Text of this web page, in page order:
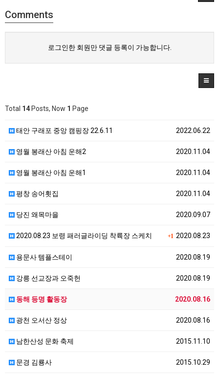
Comments
로그인한 회원만 댓글 등록이 가능합니다.
Total 14 Posts, Now 1 Page
2022.06.22
태안 구래포 중앙 캠핑장 22.6.11
2020.11.04
영월 봉래산 아침 운해2
2020.11.04
영월 봉래산 아침 운해1
2020.11.04
평창 송어횟집
2020.09.07
당진 왜목마을
+1 2020.08.23
2020.08.23 보령 패러글라이딩 착륙장 스케치
2020.08.19
용문사 템플스테이
2020.08.19
강릉 선교장과 오죽헌
2020.08.16
동해 등명 활동장
2020.08.16
광천 오서산 정상
2015.11.10
남한산성 문화 축제
2015.10.29
문경 김룡사